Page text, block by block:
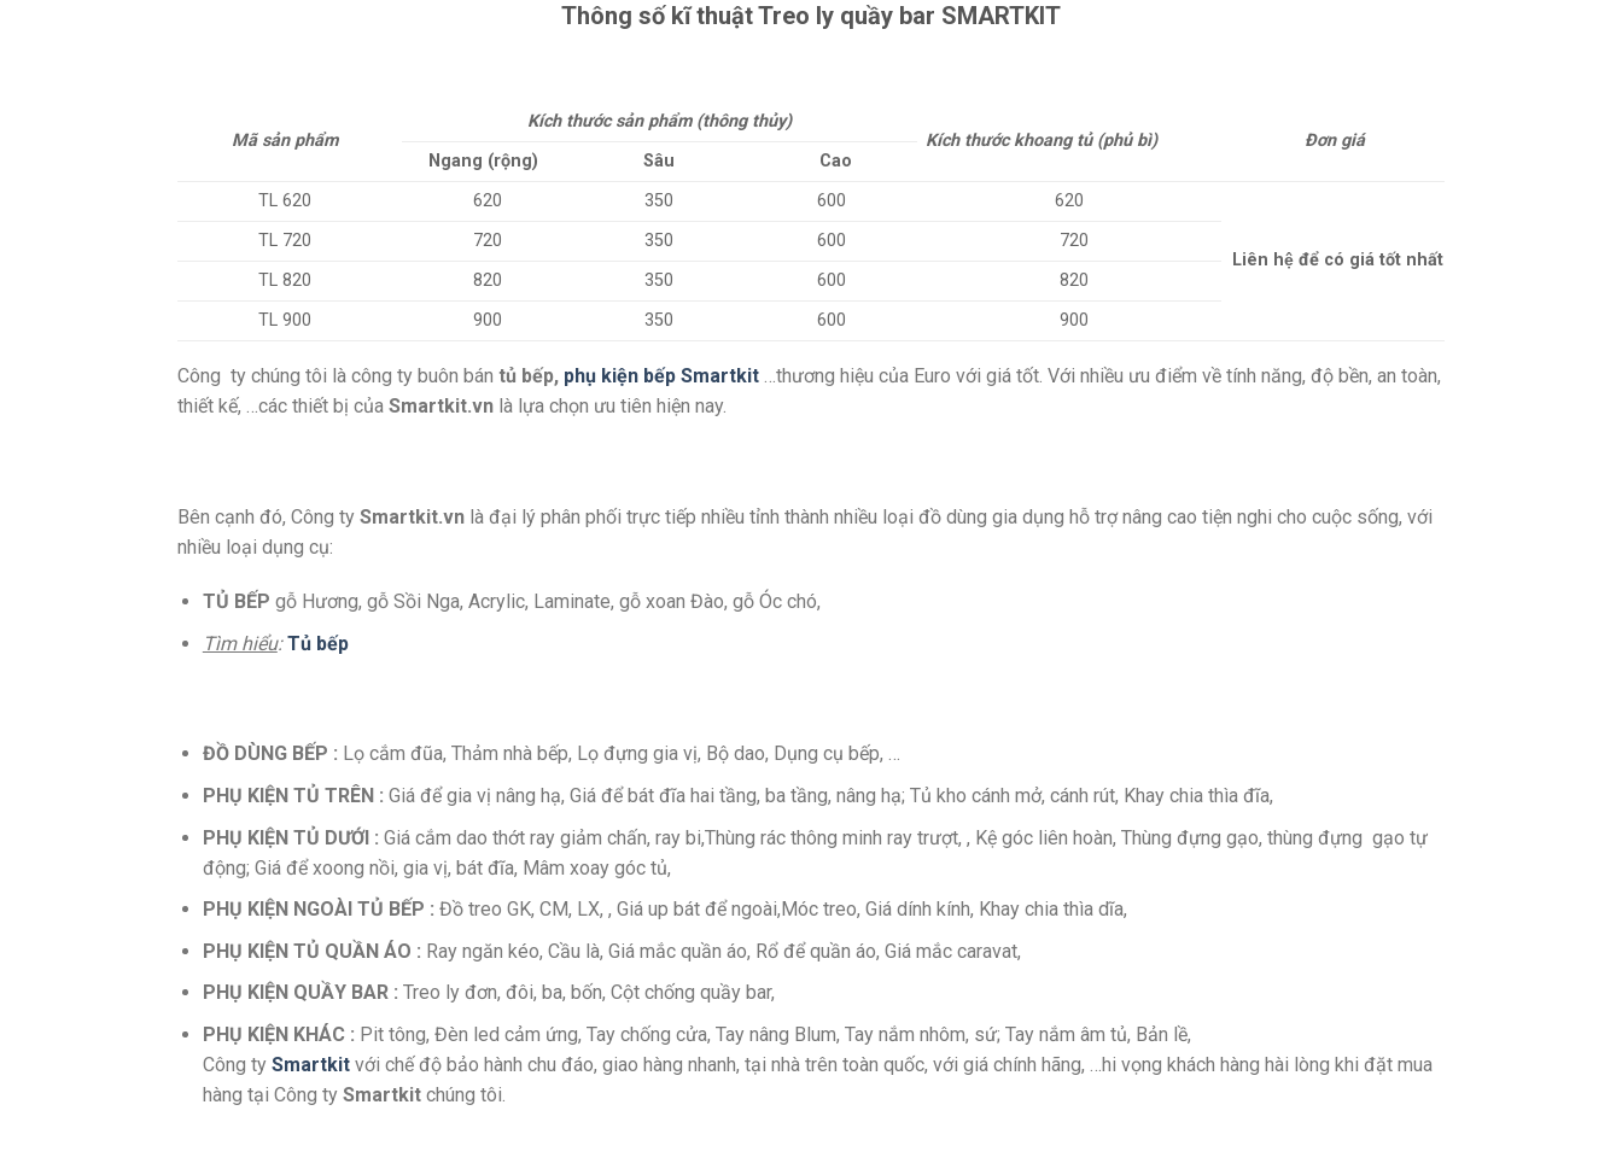
Thông số kĩ thuật Treo ly quầy bar SMARTKIT
Mã sản phẩm
Kích thước sản phẩm (thông thủy)
Kích thước khoang tủ (phủ bì)
Đơn giá
Ngang (rộng)
Sâu
Cao
TL 620
620 350 600 620
Liên hệ để có giá tốt nhất
TL 720 720 350 600
720
TL 820
820 350 600
820
TL 900
900 350 600 900
Công ty chúng tôi là công ty buôn bán tủ bếp, phụ kiện bếp Smartkit …thương hiệu của Euro với giá tốt. Với nhiều ưu điểm về tính năng, độ bền, an toàn,
thiết kế, …các thiết bị của Smartkit.vn là lựa chọn ưu tiên hiện nay.
Bên cạnh đó, Công ty Smartkit.vn là đại lý phân phối trực tiếp nhiều tỉnh thành nhiều loại đồ dùng gia dụng hỗ trợ nâng cao tiện nghi cho cuộc sống, với
nhiều loại dụng cụ:
TỦ BẾP gỗ Hương, gỗ Sồi Nga, Acrylic, Laminate, gỗ xoan Đào, gỗ Óc chó,
Tìm hiểu: Tủ bếp
ĐỒ DÙNG BẾP : Lọ cắm đũa, Thảm nhà bếp, Lọ đựng gia vị, Bộ dao, Dụng cụ bếp, …
PHỤ KIỆN TỦ TRÊN : Giá để gia vị nâng hạ, Giá để bát đĩa hai tầng, ba tầng, nâng hạ; Tủ kho cánh mở, cánh rút, Khay chia thìa đĩa,
PHỤ KIỆN TỦ DƯỚI : Giá cắm dao thớt ray giảm chấn, ray bi,Thùng rác thông minh ray trượt, , Kệ góc liên hoàn, Thùng đựng gạo, thùng đựng gạo tự
động; Giá để xoong nồi, gia vị, bát đĩa, Mâm xoay góc tủ,
PHỤ KIỆN NGOÀI TỦ BẾP : Đồ treo GK, CM, LX, , Giá up bát để ngoài,Móc treo, Giá dính kính, Khay chia thìa dĩa,
PHỤ KIỆN TỦ QUẦN ÁO : Ray ngăn kéo, Cầu là, Giá mắc quần áo, Rổ để quần áo, Giá mắc caravat,
PHỤ KIỆN QUẦY BAR : Treo ly đơn, đôi, ba, bốn, Cột chống quầy bar,
PHỤ KIỆN KHÁC : Pit tông, Đèn led cảm ứng, Tay chống cửa, Tay nâng Blum, Tay nắm nhôm, sứ; Tay nắm âm tủ, Bản lề,
Công ty Smartkitvới chế độ bảo hành chu đáo, giao hàng nhanh, tại nhà trên toàn quốc, với giá chính hãng, …hi vọng khách hàng hài lòng khi đặt mua
hàng tại Công ty Smartkitchúng tôi.